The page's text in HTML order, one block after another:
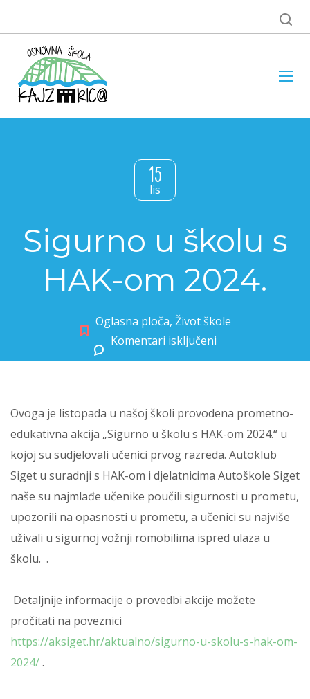
15
lis
Sigurno u školu s
HAK-om 2024.
Oglasna ploča, Život škole
Komentari isključeni
Ovoga je listopada u našoj školi provodena prometno-
edukativna akcija „Sigurno u školu s HAK-om 2024.“ u
kojoj su sudjelovali učenici prvog razreda. Autoklub
Siget u suradnji s HAK-om i djelatnicima Autoškole Siget
naše su najmlađe učenike poučili sigurnosti u prometu,
upozorili na opasnosti u prometu, a učenici su najviše
uživali u sigurnoj vožnji romobilima ispred ulaza u
školu. .
Detaljnije informacije o provedbi akcije možete
pročitati na poveznici
https://aksiget.hr/aktualno/sigurno-u-skolu-s-hak-om-
2024/.